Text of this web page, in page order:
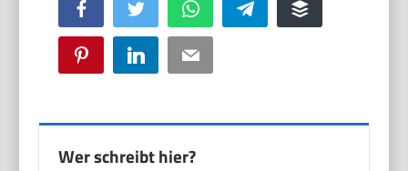
Facebook Twitter WhatsApp Telegram Buffer
Pinterest LinkedIn Email
Wer schreibt hier?